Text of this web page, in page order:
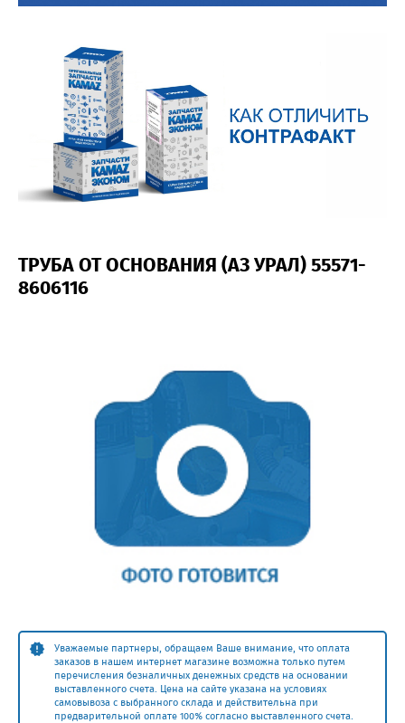
ТРУБА ОТ ОСНОВАНИЯ (АЗ УРАЛ) 55571-
8606116
Уважаемые партнеры, обращаем Ваше внимание, что оплата
заказов в нашем интернет магазине возможна только путем
перечисления безналичных денежных средств на основании
выставленного счета. Цена на сайте указана на условиях
самовывоза с выбранного склада и действительна при
предварительной оплате 100% согласно выставленного счета.